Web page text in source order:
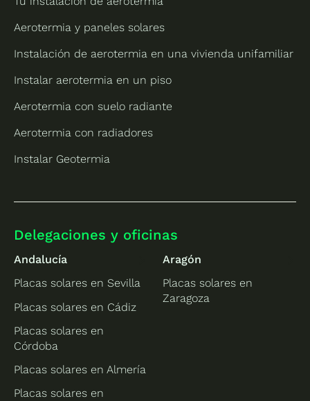
Aerotermia y paneles solares
Instalación de aerotermia en una vivienda unifamiliar
Instalar aerotermia en un piso
Aerotermia con suelo radiante
Aerotermia con radiadores
Instalar Geotermia
Delegaciones y oficinas
Andalucía
Placas solares en Sevilla
Placas solares en Cádiz
Placas solares en
Córdoba
Placas solares en Almería
Placas solares en
Aragón
Placas solares en
Zaragoza